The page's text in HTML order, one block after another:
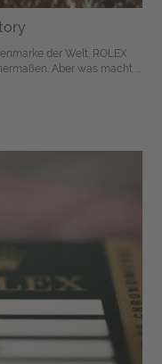
der Welt. ROLEX
Aber was macht ...